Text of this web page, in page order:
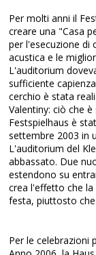
Per molti anni il
creare una "Casa
per l'esecuzione
acustica e le
L'auditorium
sufficiente
cerchio è stata
Valentiny: ciò che
Festspielhaus è
settembre 2003 in
L'auditorium del
abbassato. Due
estendono su
crea l'effetto che
festa, piuttosto
Per le celebrazioni